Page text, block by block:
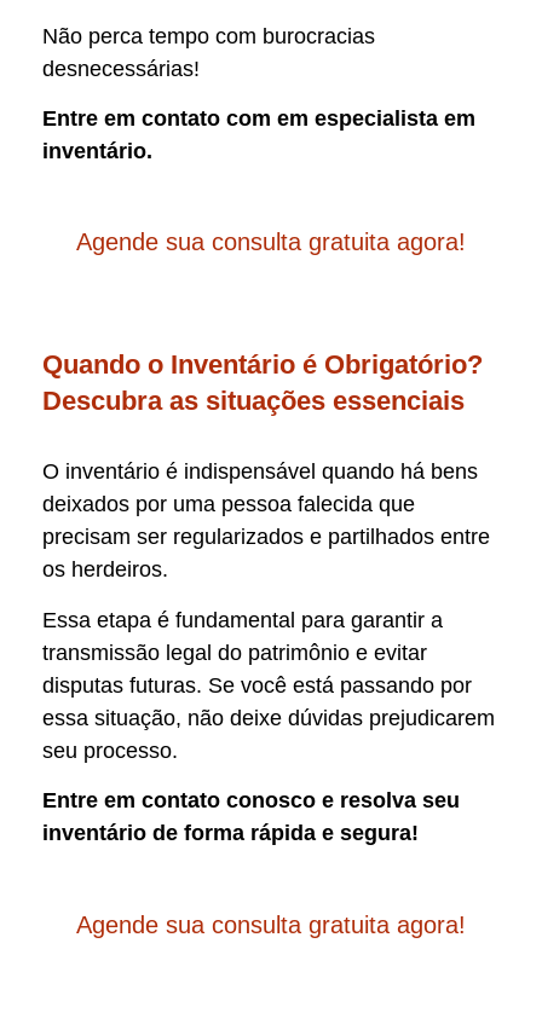
Não perca tempo com burocracias
desnecessárias!
Entre em contato com em especialista em
inventário.
Agende sua consulta gratuita agora!
Quando o Inventário é Obrigatório?
Descubra as situações essenciais
O inventário é indispensável quando há bens
deixados por uma pessoa falecida que
precisam ser regularizados e partilhados entre
os herdeiros.
Essa etapa é fundamental para garantir a
transmissão legal do patrimônio e evitar
disputas futuras. Se você está passando por
essa situação, não deixe dúvidas prejudicarem
seu processo.
Entre em contato conosco e resolva seu
inventário de forma rápida e segura!
Agende sua consulta gratuita agora!